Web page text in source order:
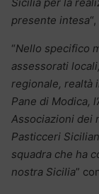
Sicilia per la
presente intesa
“Nello specifico
assessorati
regionale, realtà
Pane di Modica,
Associazioni dei
Pasticceri
squadra che ha
nostra Sicilia”